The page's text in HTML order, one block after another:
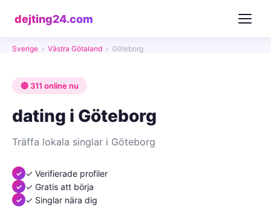
dejting24.com
Sverige › Västra Götaland › Göteborg
🔴 311 online nu
dating i Göteborg
Träffa lokala singlar i Göteborg
✓ Verifierade profiler
✓ Gratis att börja
✓ Singlar nära dig